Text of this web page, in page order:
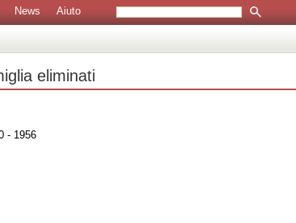
News Aiuto
eliminati
- 1956